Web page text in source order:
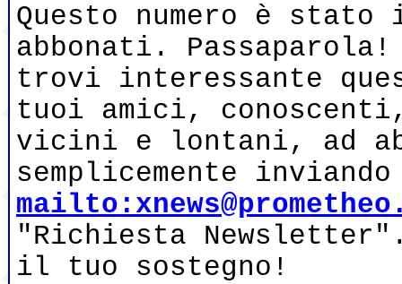
Questo numero è
abbonati.
trovi interessante
tuoi amici,
vicini e lontani, ad
semplicemente
"Richiesta
il tuo sostegno!